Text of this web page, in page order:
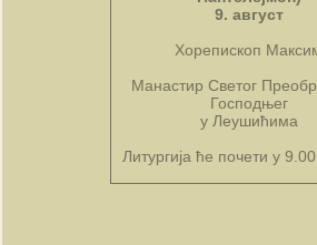
9. август
Хорепископ
Манастир Светог
Господњег
у Леушићима
Литургија ће почети у 9.00